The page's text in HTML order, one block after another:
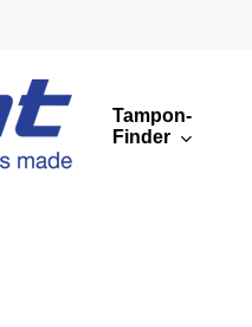
Tampon-
Finder